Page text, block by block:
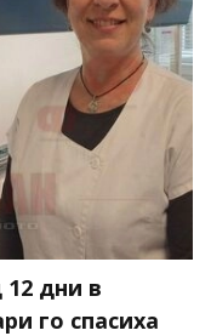
дни в
го спасиха